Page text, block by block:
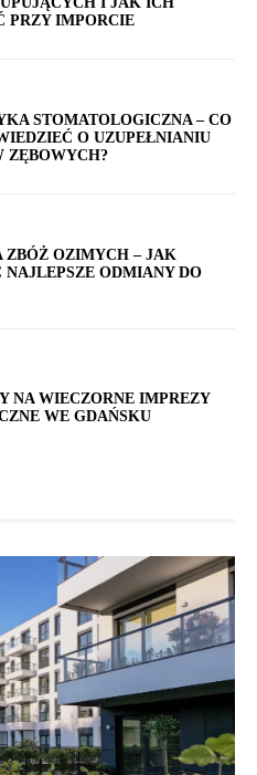
PRZY IMPORCIE
STOMATOLOGICZNA – CO
O UZUPEŁNIANIU
ZĘBOWYCH?
ZBÓŻ OZIMYCH – JAK
NAJLEPSZE ODMIANY DO
NA WIECZORNE IMPREZY
WE GDAŃSKU